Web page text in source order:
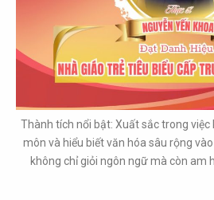
Thành tích nổi bật: Xuất sắc trong
môn và hiểu biết văn hóa sâu rộng
không chỉ giỏi ngôn ngữ mà còn am